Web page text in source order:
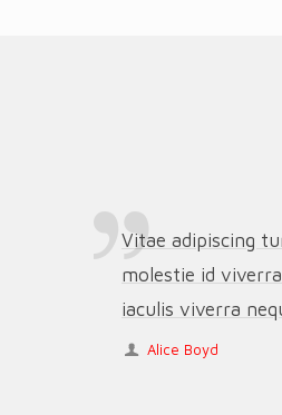
Vitae adipiscing
molestie id
iaculis viverra
Alice Boyd